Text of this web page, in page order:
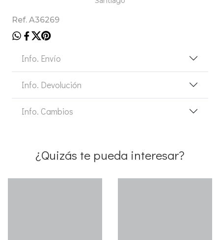
Ref. A36269
Info. Envío
Info. Devolución
Info. Cambios
¿Quizás te pueda interesar?